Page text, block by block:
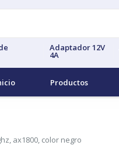
Adaptador 12V
4A
Productos